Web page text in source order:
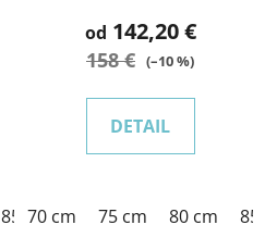
85 cm 90 cm 100 cm 120
od 142,20 €
158 € (–10 %)
DETAIL
70 cm 75 cm 80 cm 85